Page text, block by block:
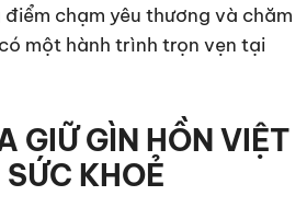
chạm yêu thương và chăm
một hành trình trọn vẹn tại
GIỮ GÌN HỒN VIỆT
KHOẺ